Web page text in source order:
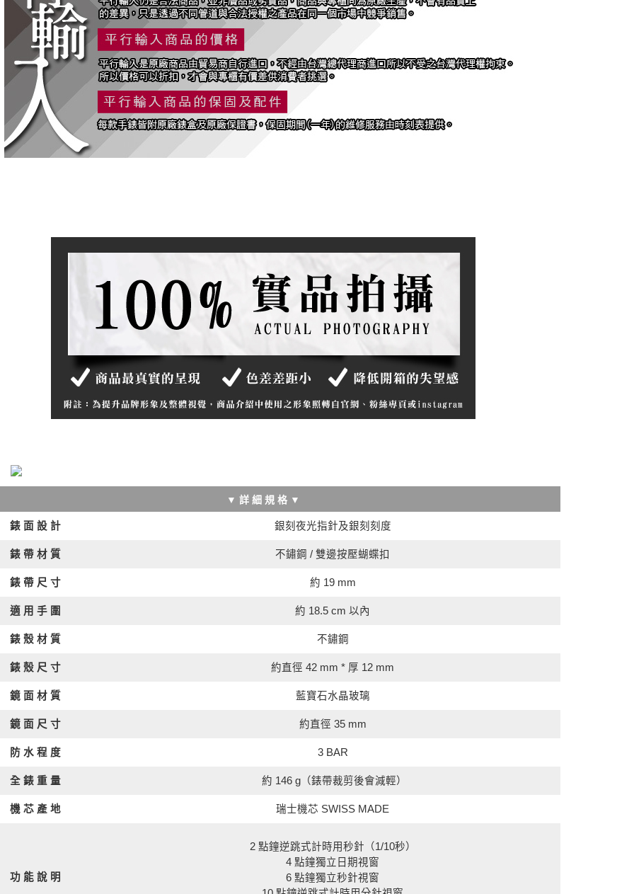
▼ 詳 細 規 格 ▼
錶 面 設 計 銀刻夜光指針及銀刻刻度
錶 帶 材 質 不鏽鋼 / 雙邊按壓蝴蝶扣
錶 帶 尺 寸 約 19 mm
適 用 手 圍 約 18.5 cm 以內
錶 殼 材 質 不鏽鋼
錶 殼 尺 寸 約直徑 42 mm * 厚 12 mm
鏡 面 材 質 藍寶石水晶玻璃
鏡 面 尺 寸 約直徑 35 mm
防 水 程 度 3 BAR
全 錶 重 量 約 146 g（錶帶裁剪後會減輕）
機 芯 產 地 瑞士機芯 SWISS MADE
功 能 說 明
2 點鐘逆跳式計時用秒針（1/10秒）
4 點鐘獨立日期視窗
6 點鐘獨立秒針視窗